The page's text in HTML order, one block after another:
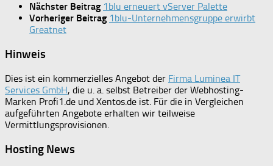
Nächster Beitrag 1blu erneuert vServer Palette
Vorheriger Beitrag 1blu-Unternehmensgruppe erwirbt
Greatnet
Hinweis
Dies ist ein kommerzielles Angebot der Firma Luminea IT
Services GmbH, die u. a. selbst Betreiber der Webhosting-
Marken Profi1.de und Xentos.de ist. Für die in Vergleichen
aufgeführten Angebote erhalten wir teilweise
Vermittlungsprovisionen.
Hosting News